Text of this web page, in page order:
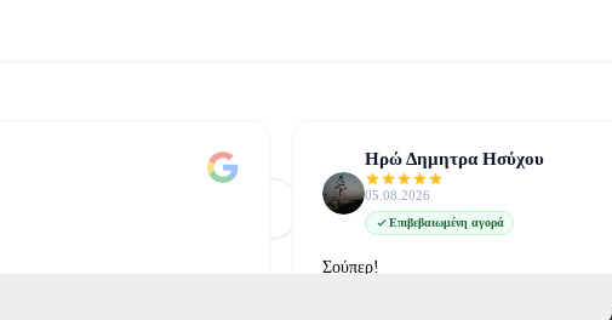
Ηρώ Δημητρα Ησύχου
05.08.2026
Επιβεβαιωμένη αγορά
Σούπερ!
Δείτε όλες στο Google